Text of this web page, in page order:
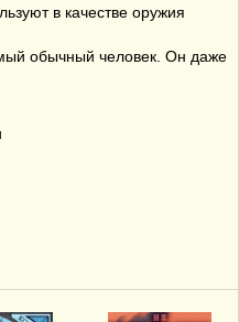
в качестве оружия
обычный человек. Он даже